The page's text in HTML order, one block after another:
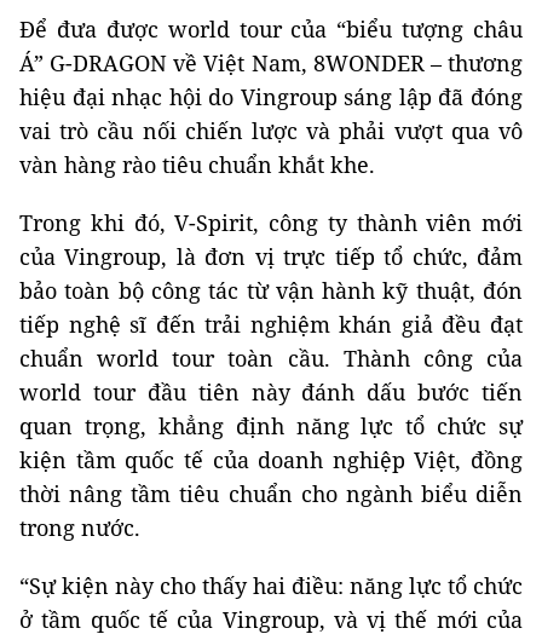
Để đưa được world tour của “biểu tượng châu
Á” G-DRAGON về Việt Nam, 8WONDER – thương
hiệu đại nhạc hội do Vingroup sáng lập đã đóng
vai trò cầu nối chiến lược và phải vượt qua vô
vàn hàng rào tiêu chuẩn khắt khe.
Trong khi đó, V-Spirit, công ty thành viên mới
của Vingroup, là đơn vị trực tiếp tổ chức, đảm
bảo toàn bộ công tác từ vận hành kỹ thuật, đón
tiếp nghệ sĩ đến trải nghiệm khán giả đều đạt
chuẩn world tour toàn cầu. Thành công của
world tour đầu tiên này đánh dấu bước tiến
quan trọng, khẳng định năng lực tổ chức sự
kiện tầm quốc tế của doanh nghiệp Việt, đồng
thời nâng tầm tiêu chuẩn cho ngành biểu diễn
trong nước.
“Sự kiện này cho thấy hai điều: năng lực tổ chức
ở tầm quốc tế của Vingroup, và vị thế mới của